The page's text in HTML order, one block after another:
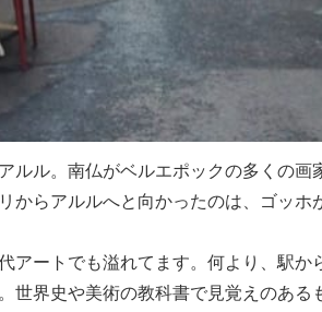
ルル。南仏がベルエポックの多くの画
からアルルへと向かったのは、ゴッホ
アートでも溢れてます。何より、駅か
界史や美術の教科書で見覚えのある